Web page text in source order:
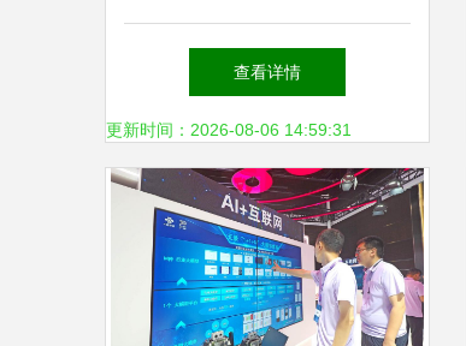
指南
查看详情
更新时间：2026-08-06 14:59:31